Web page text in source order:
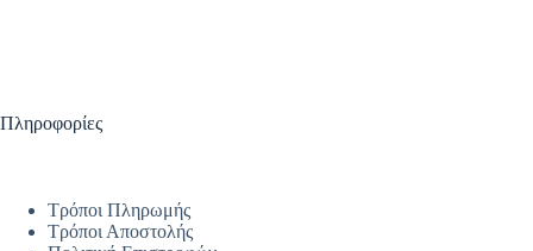
Πληροφορίες
Τρόποι Πληρωμής
Τρόποι Αποστολής